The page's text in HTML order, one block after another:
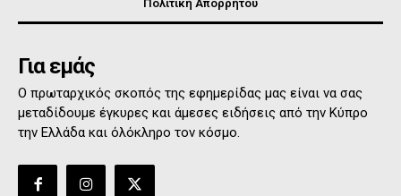
Πολιτική Απορρήτου
Για εμάς
Ο πρωταρχικός σκοπός της εφημερίδας μας είναι να σας
μεταδίδουμε έγκυρες και άμεσες ειδήσεις από την Κύπρο
την Ελλάδα και όλόκληρο τον κόσμο.